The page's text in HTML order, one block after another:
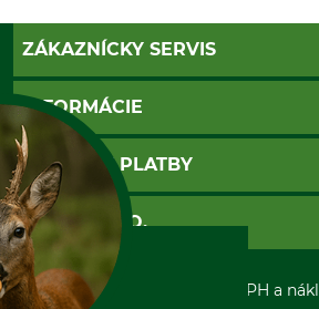
ZÁKAZNÍCKY SERVIS
Kontakt
Katalógy
Newsletter
Nastavenia súborov cookie
INFORMÁCIE
Povinné údaje
Obchodné podmienky
Ochrana osobnych udajov
Otváracie hodiny
Zrušenie objednávky
SPÔSOBY PLATBY
Dobierka
Platba vopred
Sepa-inkaso
Osobný odber
GRUBE S.R.O.
O nás
Predajňa
*Všetky ceny sú vrátane DPH a